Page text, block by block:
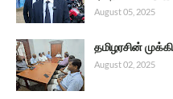
August 05, 2025
தமிழரசின்
August 02, 2025